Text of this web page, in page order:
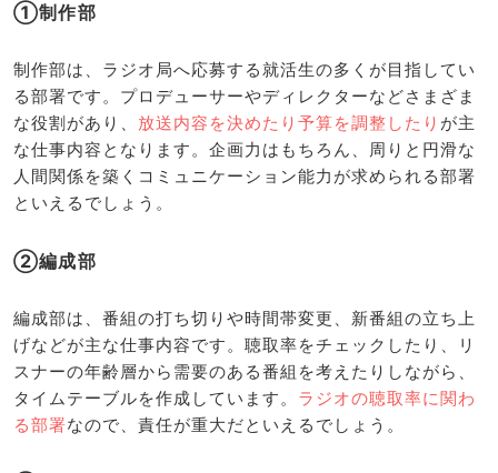
①制作部
制作部は、ラジオ局へ応募する就活生の多くが目指してい
る部署です。プロデューサーやディレクターなどさまざま
な役割があり、 放送内容を決めたり予算を調整したり が主
な仕事内容となります。企画力はもちろん、周りと円滑な
人間関係を築くコミュニケーション能力が求められる部署
といえるでしょう。
②編成部
編成部は、番組の打ち切りや時間帯変更、新番組の立ち上
げなどが主な仕事内容です。聴取率をチェックしたり、リ
スナーの年齢層から需要のある番組を考えたりしながら、
タイムテーブルを作成しています。 ラジオの聴取率に関わ
る部署なので、責任が重大だといえるでしょう。